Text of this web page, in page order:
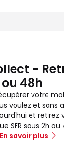
-
48h
votre
voulez et sans
et retirez
SFR sous 2h ou
En savoir plus